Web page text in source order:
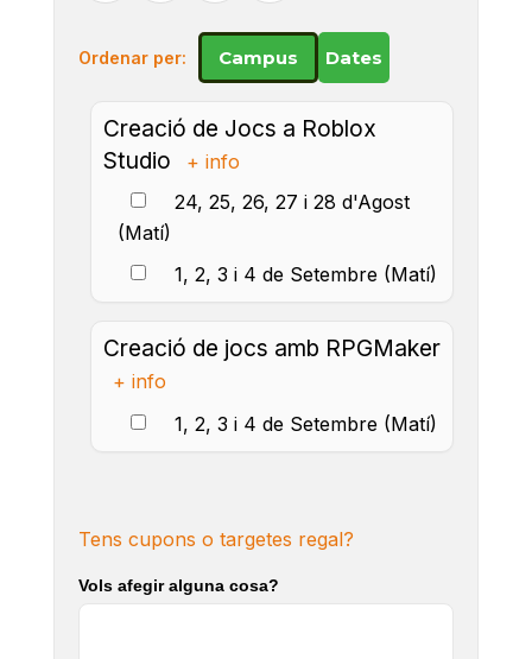
Ordenar per: Campus Dates
Creació de Jocs a Roblox
Studio
+ info
24, 25, 26, 27 i 28 d'Agost
(Matí)
1, 2, 3 i 4 de Setembre (Matí)
Creació de jocs amb RPGMaker
+ info
1, 2, 3 i 4 de Setembre (Matí)
Tens cupons o targetes regal?
Vols afegir alguna cosa?